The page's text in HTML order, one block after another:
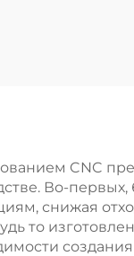
CNC
Во-первых,
снижая
то